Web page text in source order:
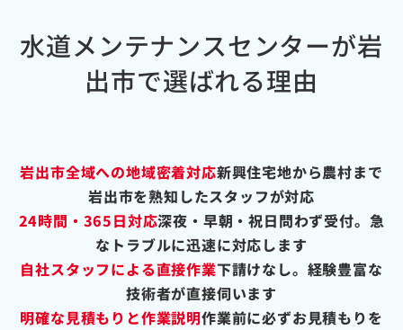
水道メンテナンスセンターが岩
出市で選ばれる理由
岩出市全域への地域密着対応新興住宅地から農村まで
岩出市を熟知したスタッフが対応
24時間・365日対応深夜・早朝・祝日問わず受付。急
なトラブルに迅速に対応します
自社スタッフによる直接作業下請けなし。経験豊富な
技術者が直接伺います
明確な見積もりと作業説明作業前に必ずお見積もりを